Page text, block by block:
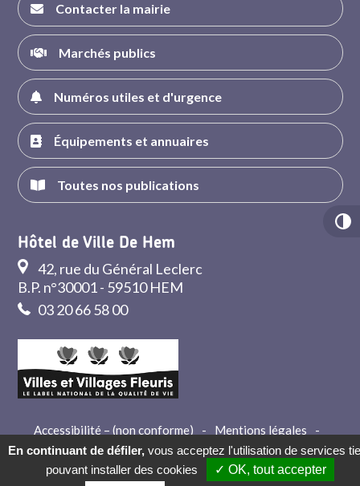
Contacter la mairie
Marchés publics
Numéros utiles et d'urgence
Équipements et annuaires
Toutes nos publications
Hôtel de Ville De Hem
42, rue du Général Leclerc
B.P. n°30001 - 59510 HEM
03 20 66 58 00
Accessibilité – (non conforme) - Mentions légales
-
Crédits
- Contact
En continuant de défiler, vous acceptez l'utilisation de services
pouvant installer des cookies
✓ OK, tout accepter